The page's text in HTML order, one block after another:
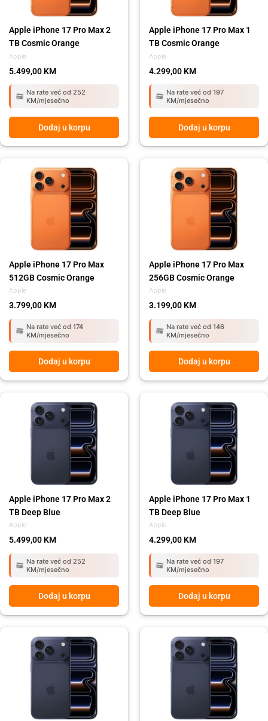
Apple
Apple iPhone 17 Pro Max 2
TB Cosmic Orange
5.499,00 KM
Na rate već od 252
KM/mjesečno
Dodaj u korpu
Apple
Apple iPhone 17 Pro Max 1
TB Cosmic Orange
4.299,00 KM
Na rate već od 197
KM/mjesečno
Dodaj u korpu
Apple
Apple iPhone 17 Pro Max
512GB Cosmic Orange
3.799,00 KM
Na rate već od 174
KM/mjesečno
Dodaj u korpu
Apple
Apple iPhone 17 Pro Max
256GB Cosmic Orange
3.199,00 KM
Na rate već od 146
KM/mjesečno
Dodaj u korpu
Apple
Apple iPhone 17 Pro Max 2
TB Deep Blue
5.499,00 KM
Na rate već od 252
KM/mjesečno
Dodaj u korpu
Apple
Apple iPhone 17 Pro Max 1
TB Deep Blue
4.299,00 KM
Na rate već od 197
KM/mjesečno
Dodaj u korpu